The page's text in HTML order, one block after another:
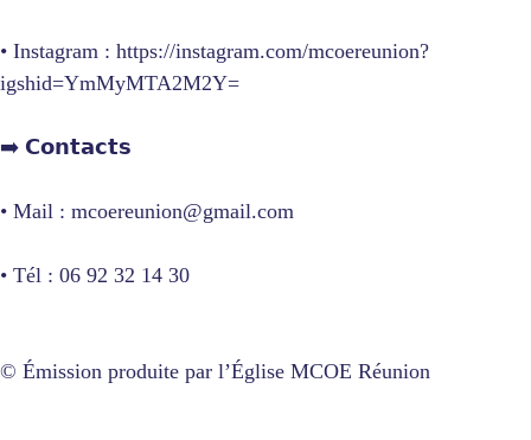
• Instagram : https://instagram.com/mcoereunion?
igshid=YmMyMTA2M2Y=
➡️ 𝗖𝗼𝗻𝘁𝗮𝗰𝘁𝘀
• Mail : mcoereunion@gmail.com
• Tél : 06 92 32 14 30
© Émission produite par l’Église MCOE Réunion